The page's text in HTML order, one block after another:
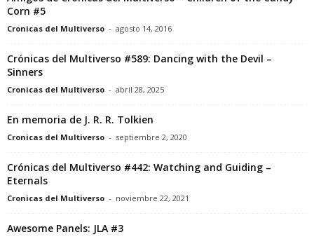
Corn #5
Cronicas del Multiverso - agosto 14, 2016
Crónicas del Multiverso #589: Dancing with the Devil –
Sinners
Cronicas del Multiverso - abril 28, 2025
En memoria de J. R. R. Tolkien
Cronicas del Multiverso - septiembre 2, 2020
Crónicas del Multiverso #442: Watching and Guiding –
Eternals
Cronicas del Multiverso - noviembre 22, 2021
Awesome Panels: JLA #3